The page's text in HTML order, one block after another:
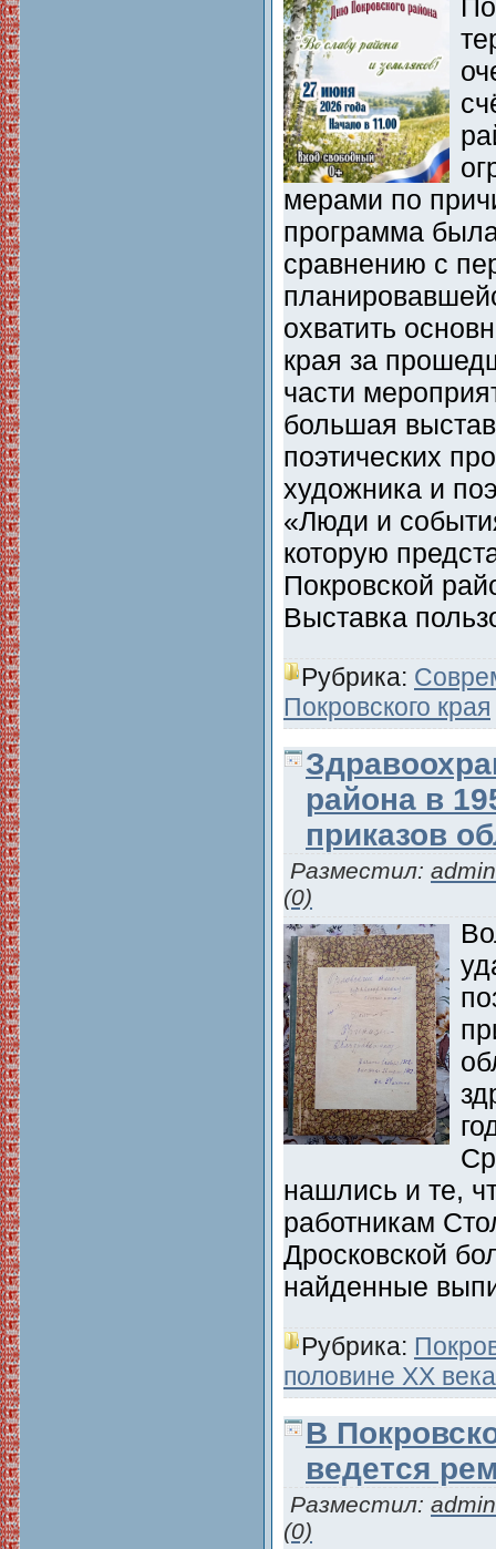
мерами по
программа
сравнению с
охватить
края за
части
большая
поэтических
художника и
«Люди и
которую
Покровской
Выставка
Рубрика:
Покровского края
района в
приказов
Разместил: admin
(0)
нашлись и те,
работникам
Дросковской
найденные
Рубрика:
половине XX века
В
ведется
Разместил: admin
(0)